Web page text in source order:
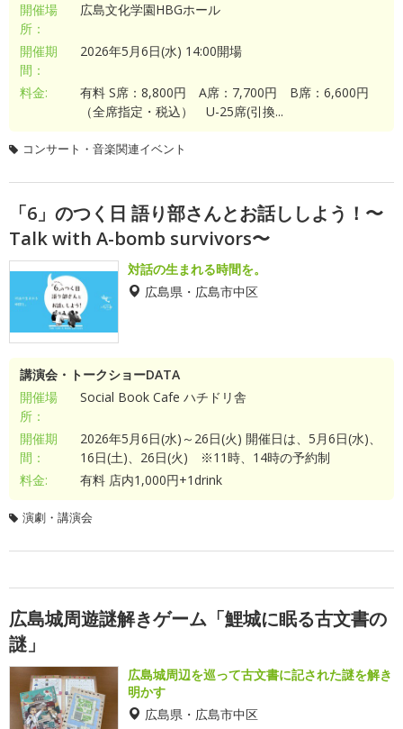
開催場
所：
広島文化学園HBGホール
開催期
間：
2026年5月6日(水) 14:00開場
料金:
有料 S席：8,800円 A席：7,700円 B席：6,600円
（全席指定・税込） U-25席(引換...
コンサート・音楽関連イベント
「6」のつく日 語り部さんとお話ししよう！〜
Talk with A-bomb survivors〜
対話の生まれる時間を。
広島県・広島市中区
講演会・トークショーDATA
開催場
所：
Social Book Cafe ハチドリ舎
開催期
間：
2026年5月6日(水)～26日(火) 開催日は、5月6日(水)、
16日(土)、26日(火) ※11時、14時の予約制
料金:
有料 店内1,000円+1drink
演劇・講演会
広島城周遊謎解きゲーム「鯉城に眠る古文書の
謎」
広島城周辺を巡って古文書に記された謎を解き
明かす
広島県・広島市中区